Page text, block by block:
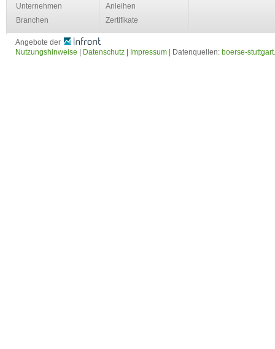
Unternehmen
Branchen
Anleihen
Zertifikate
Angebote der
Nutzungshinweise
Datenschutz Impressum | Datenquellen: boerse-